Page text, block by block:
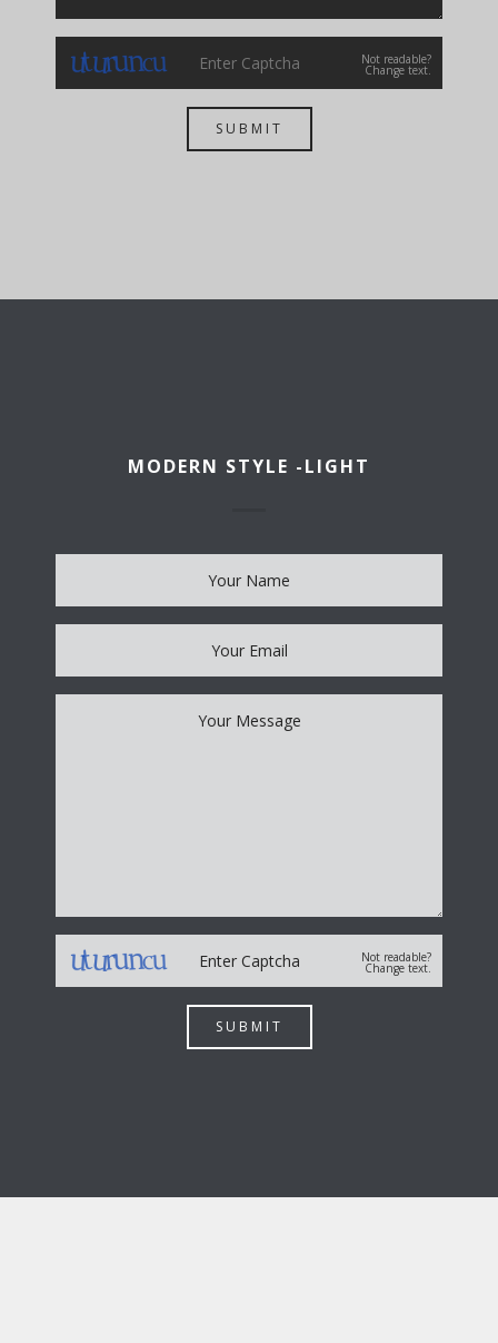
Not readable?
Change text.
SUBMIT
MODERN STYLE -LIGHT
Not readable?
Change text.
SUBMIT